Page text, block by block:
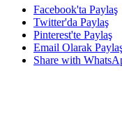
Facebook'ta Paylaş
Twitter'da Paylaş
Pinterest'te Paylaş
Email Olarak
Share with